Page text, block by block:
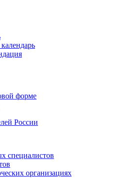
форме
России
специалистов
организациях